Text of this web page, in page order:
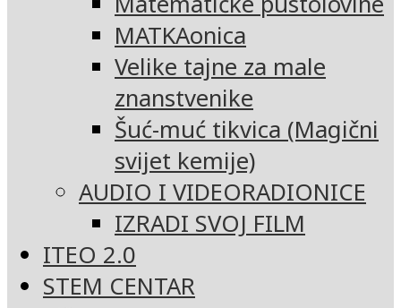
MATKAonica
Velike tajne za male
znanstvenike
Šuć-muć tikvica (Magični
svijet kemije)
AUDIO I VIDEORADIONICE
IZRADI SVOJ FILM
ITEO 2.0
STEM CENTAR